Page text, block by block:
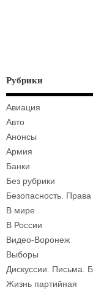
Рубрики
Авиация
Авто
Анонсы
Армия
Банки
Без рубрики
Безопасность.
В мире
В России
Видео-Воронеж
Выборы
Дискуссии. Письма.
Жизнь партийная